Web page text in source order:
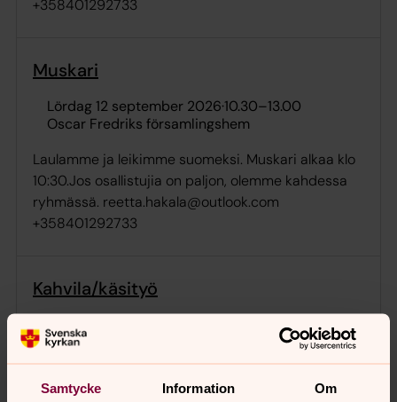
Samtycke Information Om
+358401292733
Muskari
lördag 12 september 2026·10.30–13.00
Oscar Fredriks församlingshem
Laulamme ja leikimme suomeksi. Muskari alkaa klo
10:30.Jos osallistujia on paljon, olemme kahdessa
ryhmässä. reetta.hakala@outlook.com
+358401292733
Kahvila/käsityö
torsdag 17 september 2026
13.00
Oscar Fredriks församlingshem